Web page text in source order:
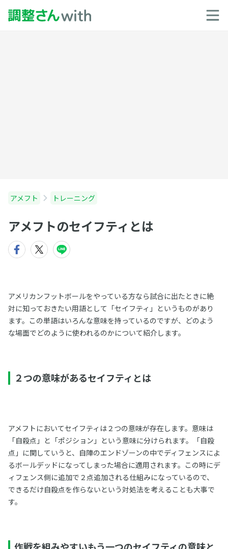
アメフト トレーニング
アメフトのセイフティとは
アメリカンフットボールをやっている方なら試合に出たときに絶
対に知っておきたい用語として「セイフティ」というものがあり
ます。この単語はいろんな意味を持っているのですが、どのよう
な場面でどのように使われるのかについて紹介します。
２つの意味があるセイフティとは
アメフトにおいてセイフティは２つの意味が存在します。意味は
「自殺点」と「ポジション」という意味に分けられます。「自殺
点」に関していうと、自陣のエンドゾーンの中でディフェンスによ
るボールデッドになってしまった場合に適用されます。この時にデ
ィフェンス側に追加で２点追加される仕組みになっているので、
できるだけ自殺点を作らないという対処法を考えることも大事で
す。